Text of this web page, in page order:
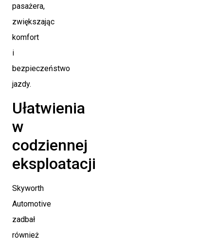
pasażera,
zwiększając
komfort
i
bezpieczeństwo
jazdy.
Ułatwienia
w
codziennej
eksploatacji
Skyworth
Automotive
zadbał
również